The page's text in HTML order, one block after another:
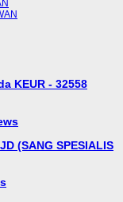
KEUR - 32558
(SANG SPESIALIS